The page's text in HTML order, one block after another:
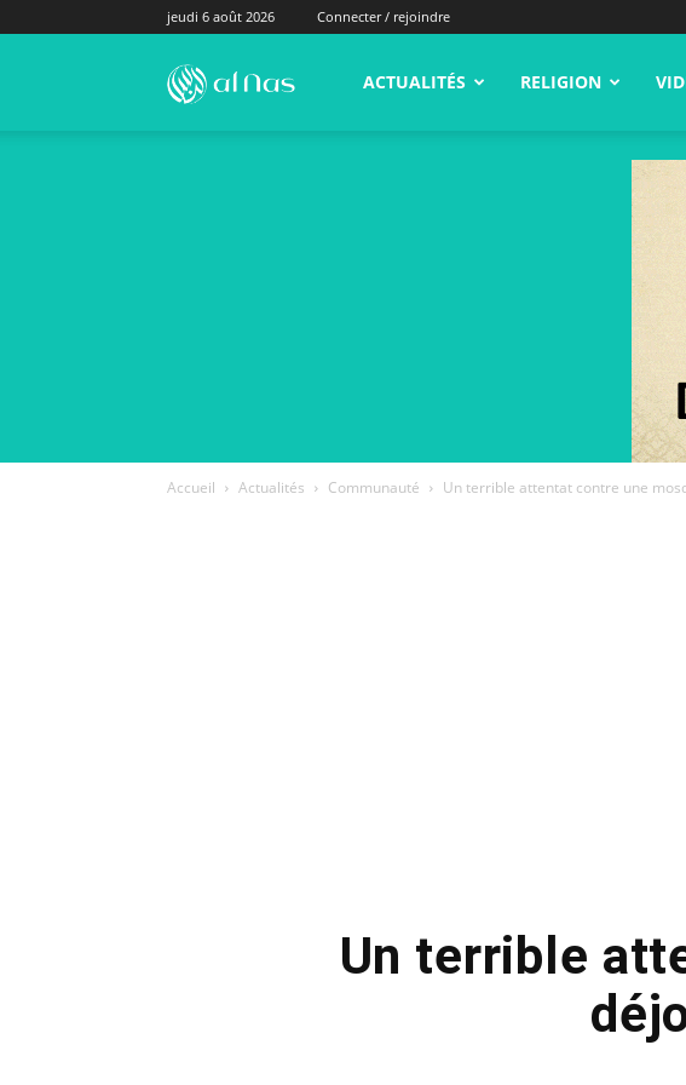
jeudi 6 août 2026 Connecter / rejoindre
alNas.fr ACTUALITÉS RELIGION
Accueil Actualités Communauté Un terrible attentat contre une
Un terrible